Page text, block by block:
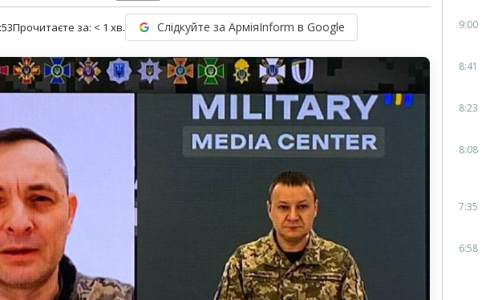
Прочитаєте за: < 1 хв. Слідкуйте за АрміяInform в Google 9:00
8:41
8:23
8:08
7:35
6:58